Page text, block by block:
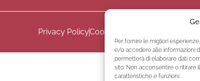
Per fornire le migliori
e/o accedere alle informazioni
permetterà di elaborare dati
sito. Non acconsentire o ritirare
caratteristiche e funzioni.
Privacy PolicyCookie Policy